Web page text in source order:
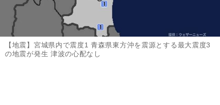
【地震】宮城県内で震度1 青森県東方沖を震源とする最大震度3
の地震が発生 津波の心配なし